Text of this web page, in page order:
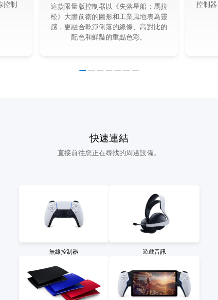
這款限量版控制器以《失落星船：馬拉
松》大膽前衛的圖形和工業風地表為靈
感，更融合乾淨俐落的線條、高對比的
配色和鮮豔的重點色彩。
控制
控制
快速連結
直接前往您正在尋找的周邊設備。
無線控制器 遊戲音訊